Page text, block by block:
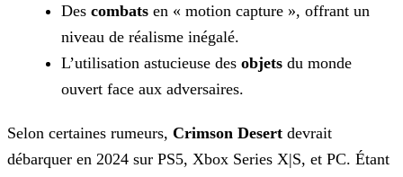
Des combats en « motion capture », offrant un
niveau de réalisme inégalé.
L’utilisation astucieuse des objets du monde
ouvert face aux adversaires.
Selon certaines rumeurs, Crimson Desert devrait
débarquer en 2024 sur PS5, Xbox Series X|S, et PC. Étant